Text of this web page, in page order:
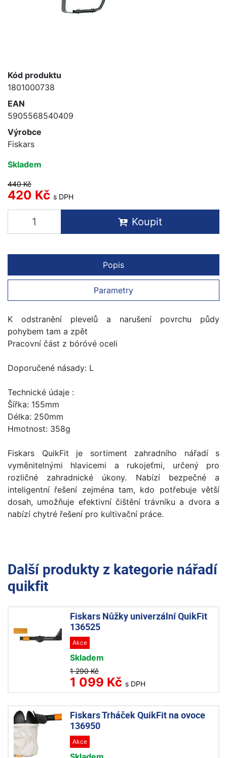
Kód produktu
1801000738
EAN
5905568540409
Výrobce
Fiskars
Skladem
440 Kč
420 Kč s DPH
Koupit
Popis
Parametry
K odstranění plevelů a narušení povrchu půdy
pohybem tam a zpět
Pracovní část z bóróvé oceli
Doporučené násady: L
Technické údaje :
Šířka: 155mm
Délka: 250mm
Hmotnost: 358g
Fiskars QuikFit je sortiment zahradního nářadí s
vyměnitelnými hlavicemi a rukojeťmi, určený pro
rozličné zahradnické úkony. Nabízí bezpečné a
inteligentní řešení zejména tam, kdo potřebuje větší
dosah, umožňuje efektivní čištění trávníku a dvora a
nabízí chytré řešení pro kultivační práce.
Další produkty z kategorie nářadí
quikfit
Fiskars Nůžky univerzální QuikFit
136525
Akce
Skladem
1 290 Kč
1 099 Kč s DPH
Fiskars Trháček QuikFit na ovoce
136950
Akce